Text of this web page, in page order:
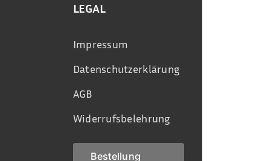
LEGAL
Impressum
Datenschutzerklärung
AGB
Widerrufsbelehrung
Bestellung